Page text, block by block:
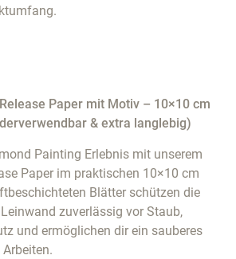
Paper mit Motiv – 10×10 cm
& extra langlebig)
Painting Erlebnis mit unserem
Paper im praktischen 10×10 cm
Blätter schützen die
zuverlässig vor Staub,
und ermöglichen dir ein sauberes